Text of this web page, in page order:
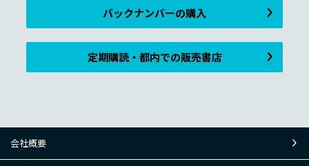
バックナンバーの購入
定期購読・都内での販売書店
会社概要